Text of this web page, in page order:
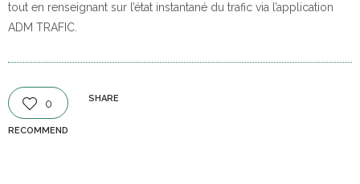
tout en renseignant sur l’état instantané du trafic via l’application
ADM TRAFIC.
0
RECOMMEND
SHARE